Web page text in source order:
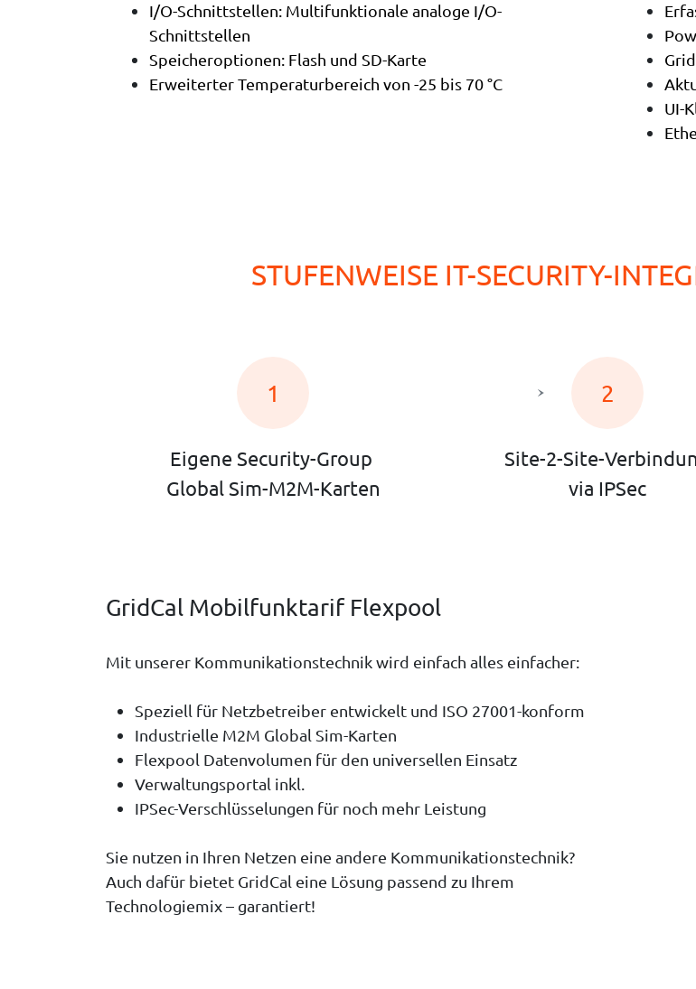
I/O-Schnittstellen: Multifunktionale analoge I/O-
Schnittstellen
Speicheroptionen: Flash und SD-Karte
Erweiterter Temperaturbereich von -25 bis 70 °C
UI-
STUFENWEISE IT-SECURITY-
1
Eigene Security-Group
Global Sim-M2M-Karten
2
Site-2-Site-
via IPSec
GridCal Mobilfunktarif Flexpool
Mit unserer Kommunikationstechnik wird einfach alles einfacher:
Speziell für Netzbetreiber entwickelt und ISO 27001-konform
Industrielle M2M Global Sim-Karten
Flexpool Datenvolumen für den universellen Einsatz
Verwaltungsportal inkl.
IPSec-Verschlüsselungen für noch mehr Leistung
Sie nutzen in Ihren Netzen eine andere Kommunikationstechnik?
Auch dafür bietet GridCal eine Lösung passend zu Ihrem
Technologiemix – garantiert!